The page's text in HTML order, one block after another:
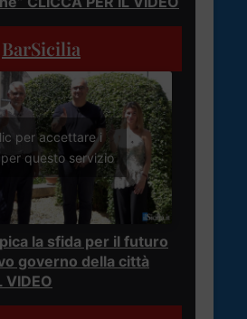
BarSicilia
per accettare i
questo servizio
la sfida per il futuro
governo della città
VIDEO